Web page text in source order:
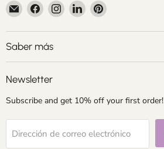
Encuéntrenos
en
Correo
electrónico
Encuéntrenos
en
Facebook
Encuéntrenos
en
Instagram
Encuéntrenos
en
LinkedIn
Encuéntrenos
Pinterest
Saber más
Newsletter
Subscribe and get 10% off your first order!
Dirección de correo electrónico